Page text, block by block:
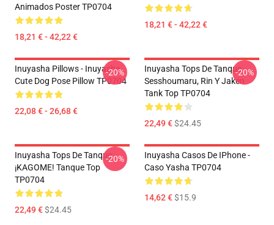
Animados Poster TP0704
18,21 € - 42,22 €
18,21 € - 42,22 €
Inuyasha Pillows - Inuyasha
Cute Dog Pose Pillow TP0704
22,08 € - 26,68 €
-20%
Inuyasha Tops De Tanque -
Sesshoumaru, Rin Y Jaken
Tank Top TP0704
22,49 €$24.45
-20%
Inuyasha Tops De Tanque -
¡KAGOME! Tanque Top
TP0704
22,49 €$24.45
-20%
Inuyasha Casos De IPhone -
Caso Yasha TP0704
14,62 €$15.9